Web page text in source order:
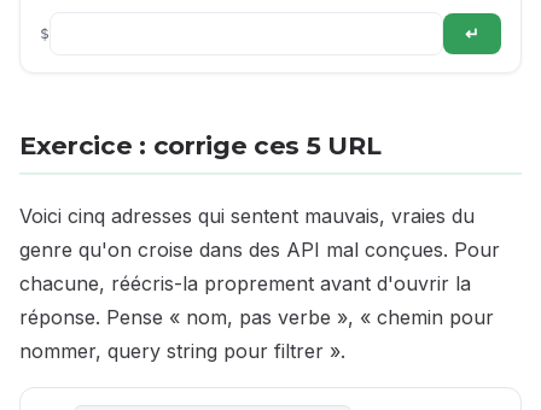
$ ↵
Exercice : corrige ces 5 URL
Voici cinq adresses qui sentent mauvais, vraies du
genre qu'on croise dans des API mal conçues. Pour
chacune, réécris-la proprement avant d'ouvrir la
réponse. Pense « nom, pas verbe », « chemin pour
nommer, query string pour filtrer ».